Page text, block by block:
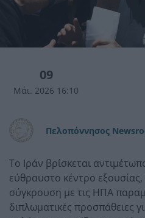
09
Μάι. 2026 16:10
Πελοπόννησος
Το Ιράν βρίσκεται
εύθραυστο κέντρο
σύγκρουση με τις ΗΠΑ
διπλωματικές προσπάθειες